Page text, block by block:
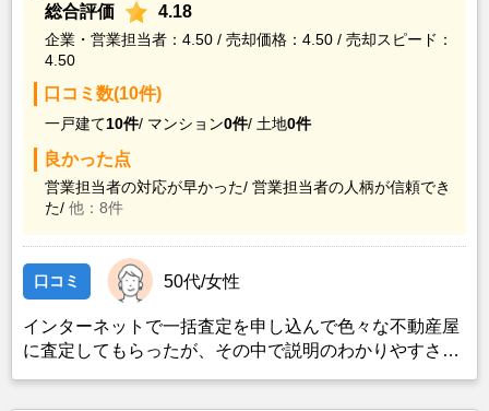
総合評価
4.18
企業・営業担当者：4.50 / 売却価格：4.50 / 売却スピード：
4.50
口コミ数(10件)
一戸建て10件/ マンション0件/ 土地0件
良かった点
営業担当者の対応が早かった/ 営業担当者の人柄が信頼でき
た/ 他：8件
口コミ 50代/女性
インターネットで一括査定を申し込んで色々な不動産屋
に査定してもらったが、その中で説明のわかりやすさ、